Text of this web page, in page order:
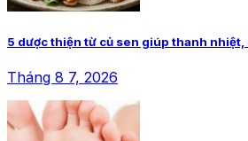
5 dược thiện từ củ sen giúp thanh
Tháng 8 7, 2026